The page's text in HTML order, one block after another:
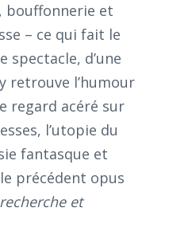
bouffonnerie et
– ce qui fait le
spectacle, d’une
retrouve l’humour
regard acéré sur
l’utopie du
fantasque et
précédent opus
et